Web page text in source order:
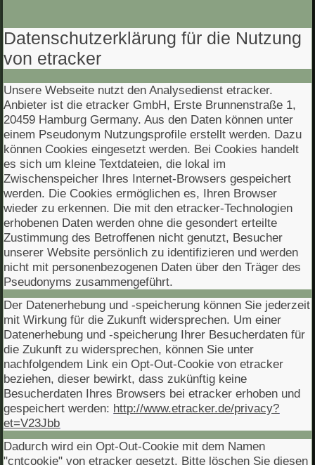
Datenschutzerklärung für die Nutzung
von etracker
Unsere Webseite nutzt den Analysedienst etracker.
Anbieter ist die etracker GmbH, Erste Brunnenstraße 1,
20459 Hamburg Germany. Aus den Daten können unter
einem Pseudonym Nutzungsprofile erstellt werden. Dazu
können Cookies eingesetzt werden. Bei Cookies handelt
es sich um kleine Textdateien, die lokal im
Zwischenspeicher Ihres Internet-Browsers gespeichert
werden. Die Cookies ermöglichen es, Ihren Browser
wieder zu erkennen. Die mit den etracker-Technologien
erhobenen Daten werden ohne die gesondert erteilte
Zustimmung des Betroffenen nicht genutzt, Besucher
unserer Website persönlich zu identifizieren und werden
nicht mit personenbezogenen Daten über den Träger des
Pseudonyms zusammengeführt.
Der Datenerhebung und -speicherung können Sie jederzeit
mit Wirkung für die Zukunft widersprechen. Um einer
Datenerhebung und -speicherung Ihrer Besucherdaten für
die Zukunft zu widersprechen, können Sie unter
nachfolgendem Link ein Opt-Out-Cookie von etracker
beziehen, dieser bewirkt, dass zukünftig keine
Besucherdaten Ihres Browsers bei etracker erhoben und
gespeichert werden: http://www.etracker.de/privacy?
et=V23Jbb
Dadurch wird ein Opt-Out-Cookie mit dem Namen
"cntcookie" von etracker gesetzt. Bitte löschen Sie diesen